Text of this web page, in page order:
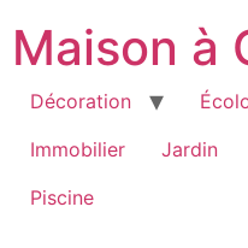
contenu
Maison à
Décoration
Immobilier
Jardin
Piscine